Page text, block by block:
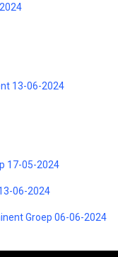
13-06-2024
17-05-2024
06-2024
Groep 06-06-2024